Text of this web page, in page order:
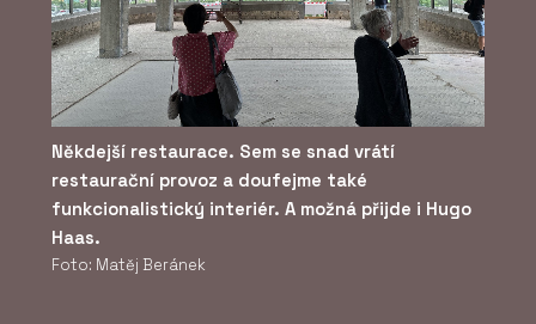
Někdejší restaurace. Sem se snad vrátí
restaurační provoz a doufejme také
funkcionalistický interiér. A možná přijde i Hugo
Haas.
Foto: Matěj Beránek